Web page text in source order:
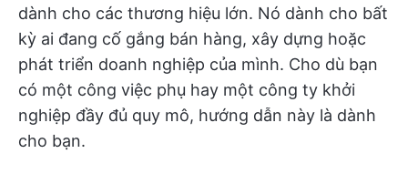
dành cho các thương hiệu lớn. Nó dành cho bất
kỳ ai đang cố gắng bán hàng, xây dựng hoặc
phát triển doanh nghiệp của mình. Cho dù bạn
có một công việc phụ hay một công ty khởi
nghiệp đầy đủ quy mô, hướng dẫn này là dành
cho bạn.